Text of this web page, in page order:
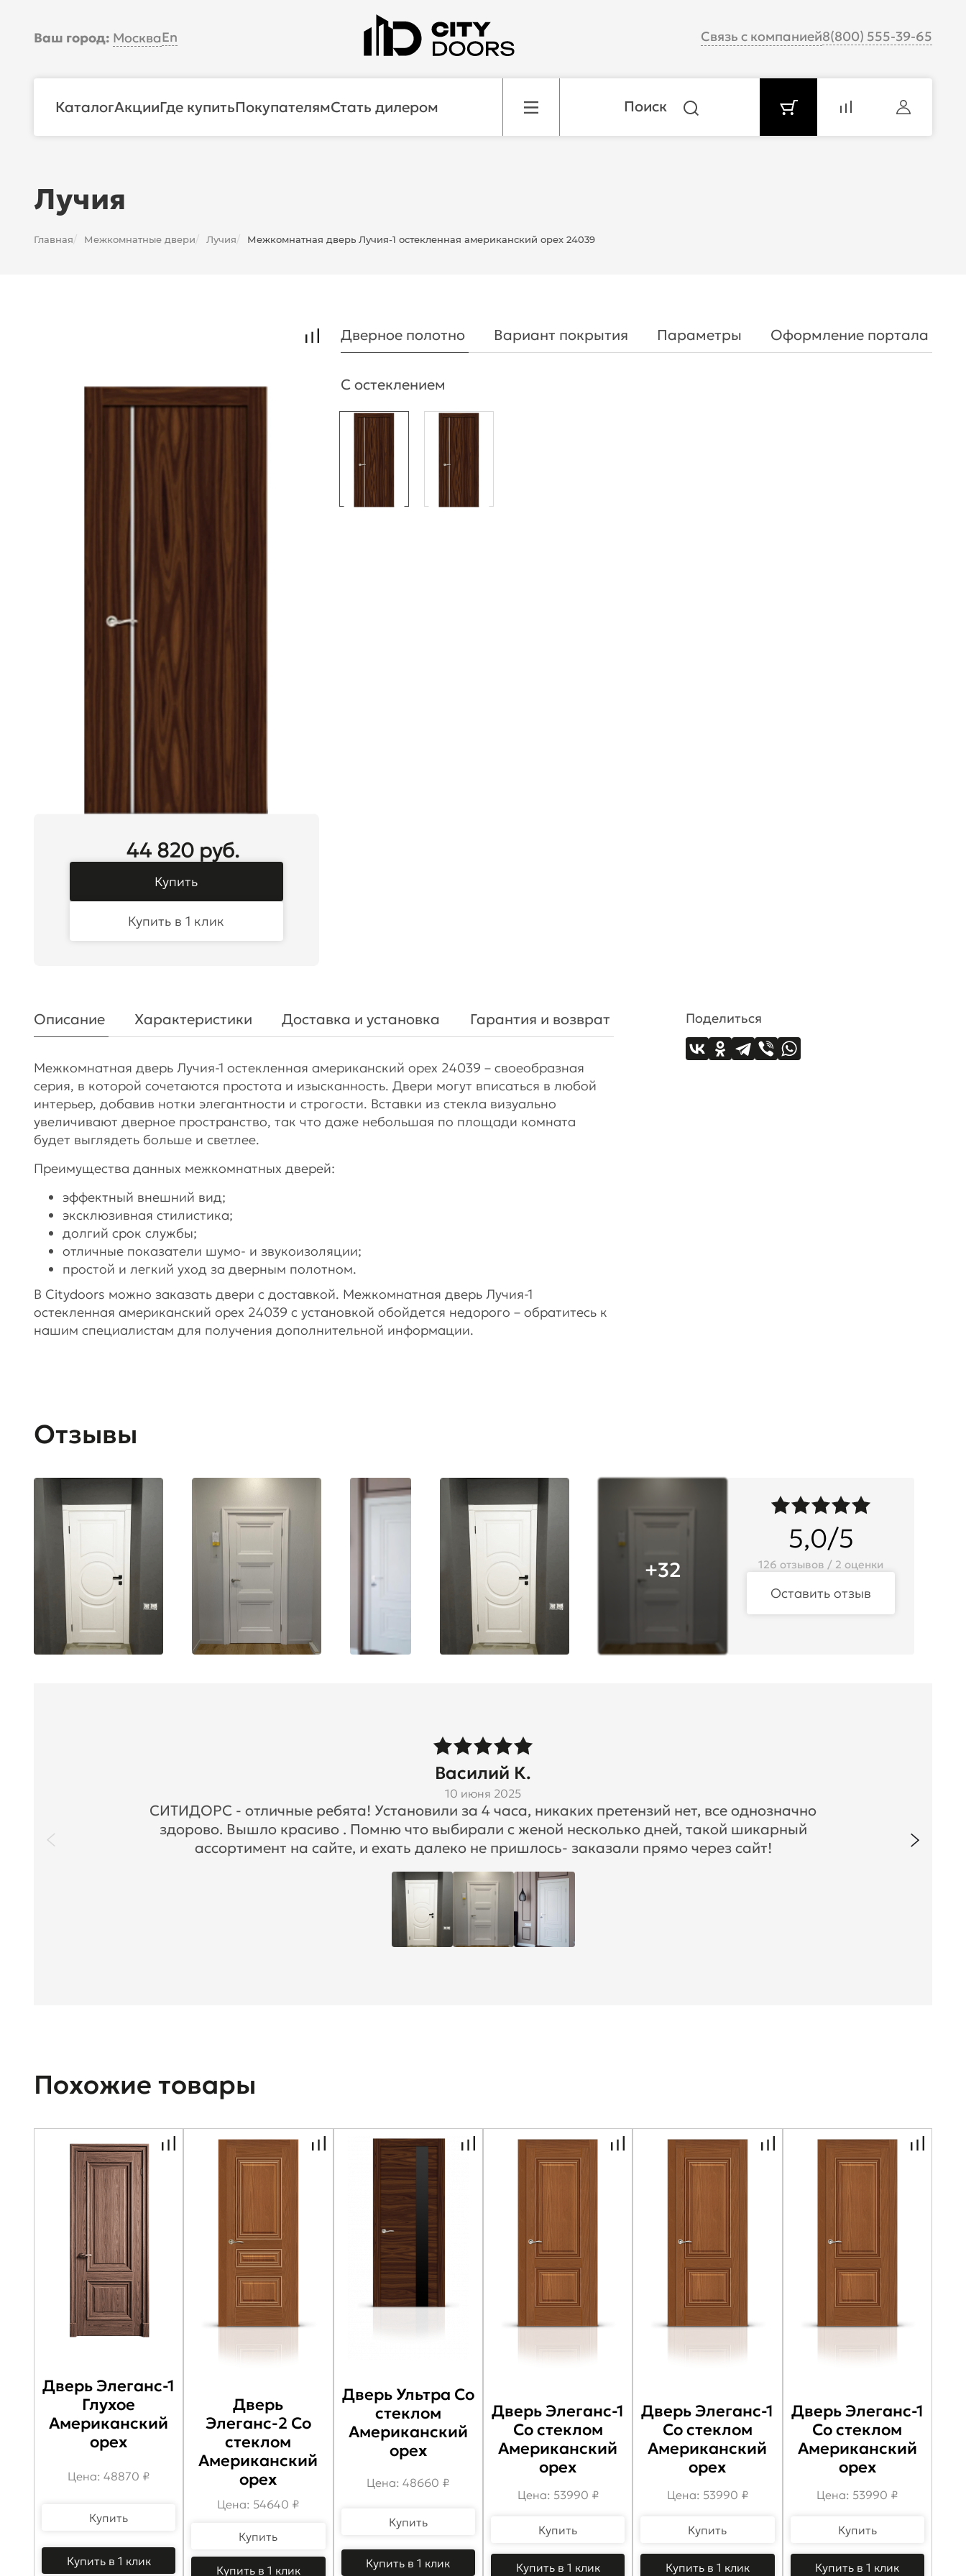
Ваш город: МоскваEn Связь с компанией8(800) 555-39-65
КаталогАкцииГде купитьПокупателямСтать дилером
Лучия
Главная/ Межкомнатные двери/ Лучия/ Межкомнатная дверь Лучия-1 остекленная американский орех 24039
44 820 руб.
Купить
Купить в 1 клик
Дверное полотно Вариант покрытия Параметры Оформление портала
С остеклением
Описание Характеристики Доставка и установка Гарантия и возврат
Межкомнатная дверь Лучия-1 остекленная американский орех 24039 – своеобразная
серия, в которой сочетаются простота и изысканность. Двери могут вписаться в любой
интерьер, добавив нотки элегантности и строгости. Вставки из стекла визуально
увеличивают дверное пространство, так что даже небольшая по площади комната
будет выглядеть больше и светлее.
Преимущества данных межкомнатных дверей:
эффектный внешний вид;
эксклюзивная стилистика;
долгий срок службы;
отличные показатели шумо- и звукоизоляции;
простой и легкий уход за дверным полотном.
В Citydoors можно заказать двери с доставкой. Межкомнатная дверь Лучия-1
остекленная американский орех 24039 с установкой обойдется недорого – обратитесь к
нашим специалистам для получения дополнительной информации.
Поделиться
Отзывы
+32
5,0/5
126 отзывов / 2 оценки
Оставить отзыв
Василий К.
10 июня 2025
СИТИДОРС - отличные ребята! Установили за 4 часа, никаких претензий нет, все однозначно
здорово. Вышло красиво . Помню что выбирали с женой несколько дней, такой шикарный
ассортимент на сайте, и ехать далеко не пришлось- заказали прямо через сайт!
Похожие товары
Дверь Элеганс-1
Глухое
Американский
орех
Цена: 48870 ₽
Купить
Купить в 1 клик
Дверь
Элеганс-2 Со
стеклом
Американский
орех
Цена: 54640 ₽
Купить
Купить в 1 клик
Дверь Ультра Со
стеклом
Американский
орех
Цена: 48660 ₽
Купить
Купить в 1 клик
Дверь Элеганс-1
Со стеклом
Американский
орех
Цена: 53990 ₽
Купить
Купить в 1 клик
Дверь Элеганс-1
Со стеклом
Американский
орех
Цена: 53990 ₽
Купить
Купить в 1 клик
Дверь Элеганс-1
Со стеклом
Американский
орех
Цена: 53990 ₽
Купить
Купить в 1 клик